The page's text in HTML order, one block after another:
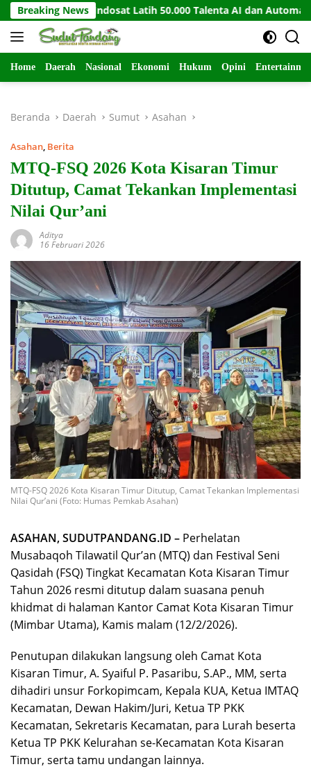
Langsung
ke
konten
Breaking News
dan Indosat Latih 50.000 Talenta AI dan Automation
Home Daerah Nasional Ekonomi Hukum Opini
Beranda Daerah Sumut Asahan
Asahan, Berita
MTQ-FSQ 2026 Kota Kisaran Timur
Ditutup, Camat Tekankan Implementasi
Nilai Qur’ani
Aditya
16 Februari 2026
MTQ-FSQ 2026 Kota Kisaran Timur Ditutup, Camat Tekankan Implementasi
Nilai Qur’ani (Foto: Humas Pemkab Asahan)
ASAHAN, SUDUTPANDANG.ID – Perhelatan
Musabaqoh Tilawatil Qur’an (MTQ) dan Festival Seni
Qasidah (FSQ) Tingkat Kecamatan Kota Kisaran Timur
Tahun 2026 resmi ditutup dalam suasana penuh
khidmat di halaman Kantor Camat Kota Kisaran Timur
(Mimbar Utama), Kamis malam (12/2/2026).
Penutupan dilakukan langsung oleh Camat Kota
Kisaran Timur, A. Syaiful P. Pasaribu, S.AP., MM, serta
dihadiri unsur Forkopimcam, Kepala KUA, Ketua IMTAQ
Kecamatan, Dewan Hakim/Juri, Ketua TP PKK
Kecamatan, Sekretaris Kecamatan, para Lurah beserta
Ketua TP PKK Kelurahan se-Kecamatan Kota Kisaran
Timur, serta tamu undangan lainnya.